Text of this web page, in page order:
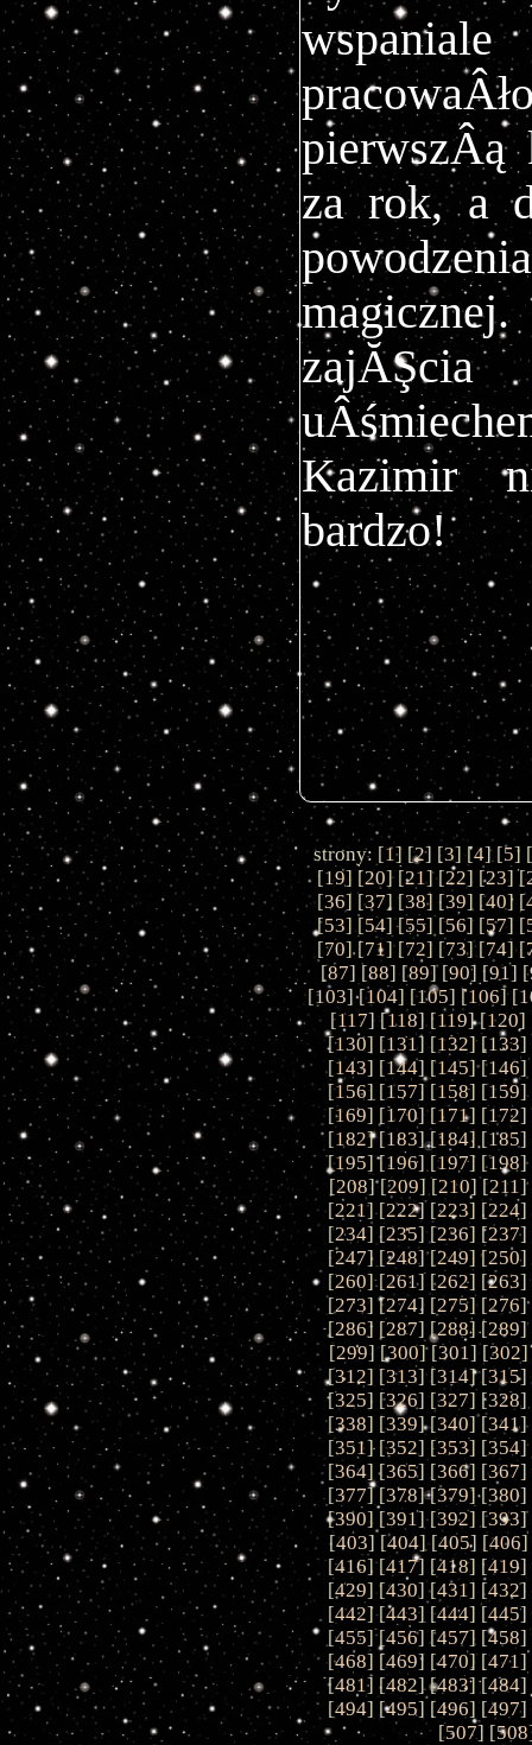
pierwszÂą
za rok, a
Kazimir
bardzo!
strony: [1] [2] [3] [4] [5] [
[19] [20] [21] [22] [23] [
[36] [37] [38] [39] [40] [
[53] [54] [55] [56] [57] [
[70] [71] [72] [73] [74] [
[87] [88] [89] [90] [91] [
[103] [104] [105] [106] [
[117] [118] [119] [120]
[130] [131] [132] [133]
[143] [144] [145] [146]
[156] [157] [158] [159]
[169] [170] [171] [172]
[182] [183] [184] [185]
[195] [196] [197] [198]
[208] [209] [210] [211]
[221] [222] [223] [224]
[234] [235] [236] [237]
[247] [248] [249] [250]
[260] [261] [262] [263]
[273] [274] [275] [276]
[286] [287] [288] [289]
[299] [300] [301] [302]
[312] [313] [314] [315]
[325] [326] [327] [328]
[338] [339] [340] [341]
[351] [352] [353] [354]
[364] [365] [366] [367]
[377] [378] [379] [380]
[390] [391] [392] [393]
[403] [404] [405] [406]
[416] [417] [418] [419]
[429] [430] [431] [432]
[442] [443] [444] [445]
[455] [456] [457] [458]
[468] [469] [470] [471]
[481] [482] [483] [484]
[494] [495] [496] [497]
[507] [508